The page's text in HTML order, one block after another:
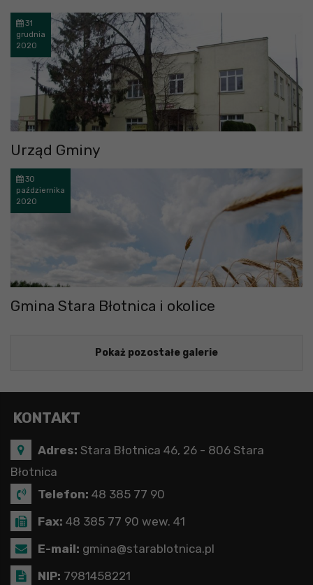
31
grudnia
2020
Urząd Gminy
30
października
2020
Gmina Stara Błotnica i okolice
Pokaż pozostałe galerie
KONTAKT
Adres: Stara Błotnica 46, 26 - 806 Stara
Błotnica
Telefon: 48 385 77 90
Fax: 48 385 77 90 wew. 41
E-mail: gmina@starablotnica.pl
NIP: 7981458221